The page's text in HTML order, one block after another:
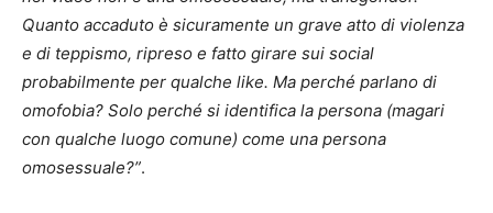
Quanto accaduto è sicuramente un grave atto di violenza
e di teppismo, ripreso e fatto girare sui social
probabilmente per qualche like. Ma perché parlano di
omofobia? Solo perché si identifica la persona (magari
con qualche luogo comune) come una persona
omosessuale?”.